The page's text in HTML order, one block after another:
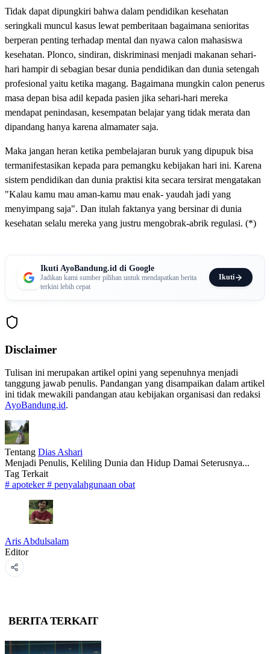
Tidak dapat dipungkiri bahwa dalam pendidikan kesehatan
seringkali muncul kasus lewat pemberitaan bagaimana senioritas
berperan penting terhadap mental dan nyawa calon mahasiswa
kesehatan. Plonco, sindiran, diskriminasi menjadi makanan sehari-
hari hampir di sebagian besar dunia pendidikan dan dunia setengah
profesional yaitu ketika magang. Bagaimana mungkin calon penerus
masa depan bisa adil kepada pasien jika sehari-hari mereka
mendapat penindasan, kesempatan belajar yang tidak merata dan
dipandang hanya karena almamater saja.
Maka jangan heran ketika pembelajaran buruk yang dipupuk bisa
termanifestasikan kepada para pemangku kebijakan hari ini. Karena
sistem pendidikan dan dunia praktisi kita secara tersirat mengatakan
"Kalau kamu mau aman-kamu mau enak- yaudah jadi yang
menyimpang saja". Dan itulah faktanya yang bersinar di dunia
kesehatan selalu mereka yang justru mengobrak-abrik regulasi. (*)
Ikuti AyoBandung.id di Google
Jadikan kami sumber pilihan untuk mendapatkan berita
terkini lebih cepat
Ikuti
Disclaimer
Tulisan ini merupakan artikel opini yang sepenuhnya menjadi
tanggung jawab penulis. Pandangan yang disampaikan dalam artikel
ini tidak mewakili pandangan atau kebijakan organisasi dan redaksi
AyoBandung.id.
Tentang Dias Ashari
Menjadi Penulis, Keliling Dunia dan Hidup Damai Seterusnya...
Tag Terkait
# apoteker# penyalahgunaan obat
Aris Abdulsalam
Editor
BERITA TERKAIT